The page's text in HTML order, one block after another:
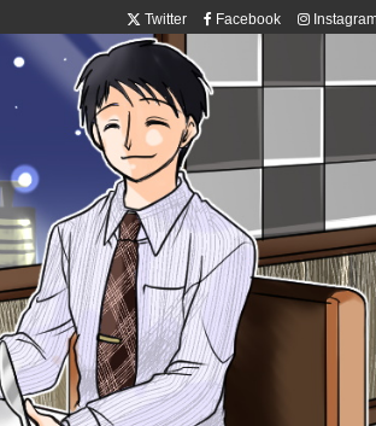
Twitter Facebook